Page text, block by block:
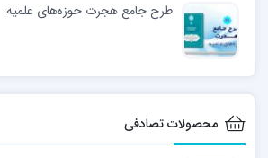
طرح جامع هجرت حوزه‌های علمیه
محصولات تصادفی